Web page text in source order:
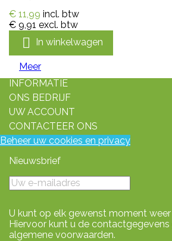
€ 11,99 incl. btw
€ 9,91 excl. btw
 In winkelwagen
Meer
INFORMATIE
ONS BEDRIJF
UW ACCOUNT
CONTACTEER ONS
Beheer uw cookies en privacy
Nieuwsbrief
U kunt op elk gewenst moment weer
Hiervoor kunt u de contactgegevens
algemene voorwaarden.